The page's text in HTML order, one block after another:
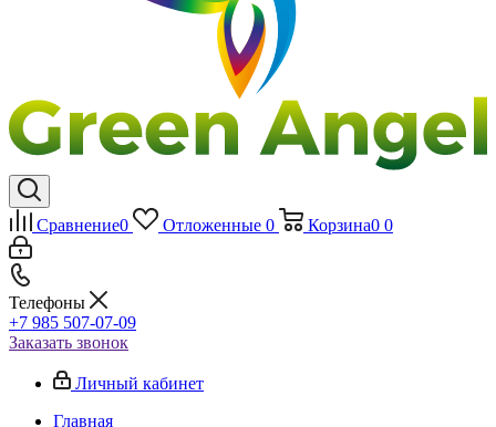
Сравнение0 Отложенные 0 Корзина0 0
Телефоны
+7 985 507-07-09
Заказать звонок
Личный кабинет
Главная